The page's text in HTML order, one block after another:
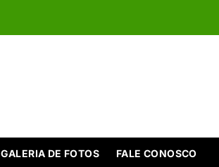
GALERIA DE FOTOS FALE CONOSCO